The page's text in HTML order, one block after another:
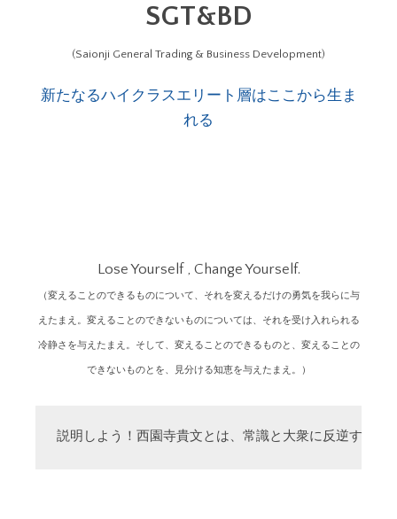
SGT&BD
(Saionji General Trading & Business Development)
新たなるハイクラスエリート層はここから生ま
れる
Lose Yourself , Change Yourself.
（変えることのできるものについて、それを変えるだけの勇気を我らに与
えたまえ。変えることのできないものについては、それを受け入れられる
冷静さを与えたまえ。そして、変えることのできるものと、変えることの
できないものとを、見分ける知恵を与えたまえ。）
説明しよう！西園寺貴文とは、常識と大衆に反逆する